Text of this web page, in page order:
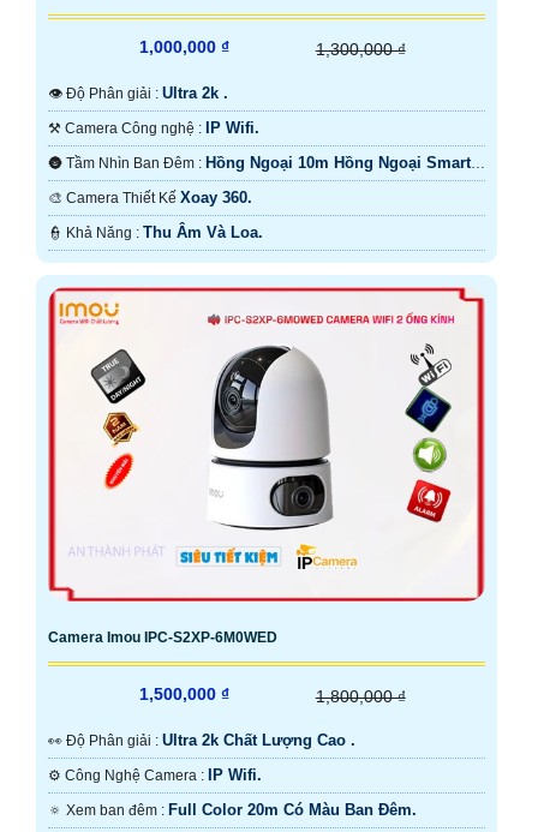
1,000,000 ₫ 1,300,000 ₫
👁 Độ Phân giải : Ultra 2k .
⚒ Camera Công nghệ : IP Wifi.
🌚 Tầm Nhìn Ban Đêm : Hồng Ngoại 10m Hồng Ngoại Smart
IR. 🎨 Camera Thiết Kế Xoay 360.
️👮 Khả Năng : Thu Âm Và Loa.
Camera Imou IPC-S2XP-6M0WED
1,500,000 ₫ 1,800,000 ₫
️👀 Độ Phân giải : Ultra 2k Chất Lượng Cao .
⚙ Công Nghệ Camera : IP Wifi.
🔅 Xem ban đêm : Full Color 20m Có Màu Ban Đêm.